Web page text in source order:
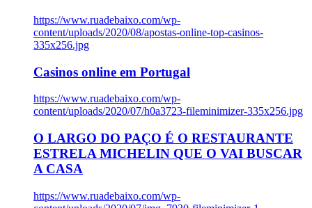
https://www.ruadebaixo.com/wp-
content/uploads/2020/08/apostas-online-top-casinos-
335x256.jpg
Casinos online em Portugal
https://www.ruadebaixo.com/wp-
content/uploads/2020/07/h0a3723-fileminimizer-335x256.jpg
O LARGO DO PAÇO É O RESTAURANTE
ESTRELA MICHELIN QUE O VAI BUSCAR
A CASA
https://www.ruadebaixo.com/wp-